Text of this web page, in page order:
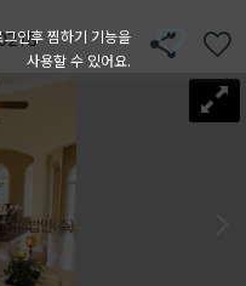
그인후 찜하기 기능을
사용할 수 있어요.